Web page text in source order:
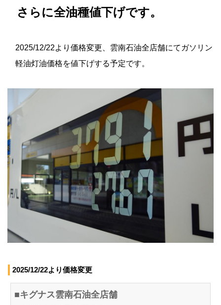
さらに全油種値下げです。
2025/12/22より価格変更、雲南石油全店舗にてガソリン
軽油灯油価格を値下げする予定です。
2025/12/22より価格変更
■キグナス雲南石油全店舗